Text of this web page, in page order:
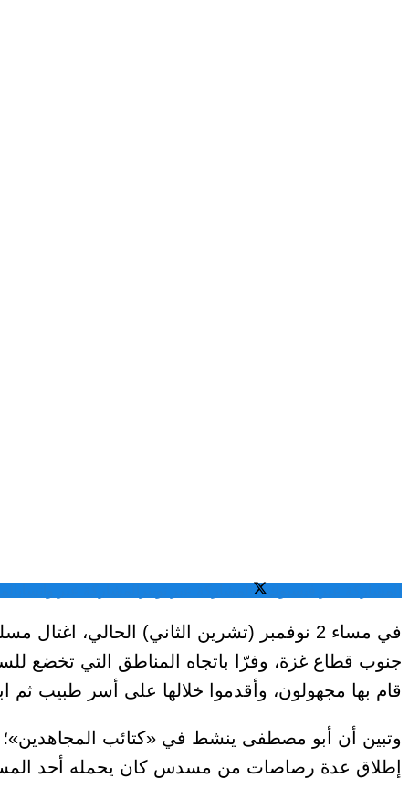
في مساء 2 نوفمبر (تشرين الثاني)
جنوب قطاع غزة، وفرّا باتجاه المناطق التي تخضع
قام بها مجهولون، وأقدموا خلالها على أسر طبيب ثم
وتبين أن أبو مصطفى ينشط في «كتائب
إطلاق عدة رصاصات من مسدس كان يحمله أحد